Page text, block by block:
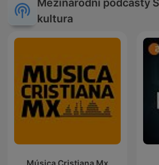
Mezinárodní podcasty
kultura